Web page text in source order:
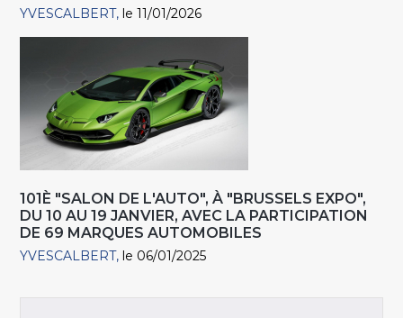
YVESCALBERT le 11/01/2026
101È "SALON DE L'AUTO", À "BRUSSELS EXPO",
DU 10 AU 19 JANVIER, AVEC LA PARTICIPATION
DE 69 MARQUES AUTOMOBILES
YVESCALBERT le 06/01/2025